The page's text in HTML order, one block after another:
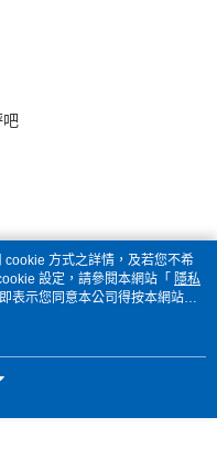
吧
方式之詳情，及若您不希
設定，請參閱本網站「 隱私
表示您同意本公司得按本網站使